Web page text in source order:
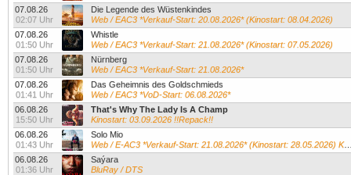
07.08.26
02:07 Uhr
Die Legende des Wüstenkindes
Web / EAC3 *Verkauf-Start: 20.08.2026* (Kinostart: 08.04.2026)
07.08.26
01:50 Uhr
Whistle
Web / EAC3 *Verkauf-Start: 21.08.2026* (Kinostart: 07.05.2026)
07.08.26
01:50 Uhr
Nürnberg
Web / EAC3 *Verkauf-Start: 21.08.2026*
07.08.26
01:41 Uhr
Das Geheimnis des Goldschmieds
Web / EAC3 *VoD-Start: 06.08.2026*
06.08.26
15:50 Uhr
That's Why The Lady Is A Champ
Kinostart: 03.09.2026 !!Repack!!
06.08.26
01:43 Uhr
Solo Mio
Web / E-AC3 *Verkauf-Start: 21.08.2026* (Kinostart: 28.05.2026) Kevin James...
06.08.26
01:36 Uhr
Saýara
BluRay / DTS